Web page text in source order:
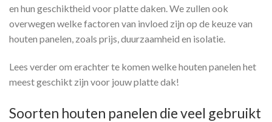
en hun geschiktheid voor platte daken. We zullen ook
overwegen welke factoren van invloed zijn op de keuze van
houten panelen, zoals prijs, duurzaamheid en isolatie.
Lees verder om erachter te komen welke houten panelen het
meest geschikt zijn voor jouw platte dak!
Soorten houten panelen die veel gebruikt